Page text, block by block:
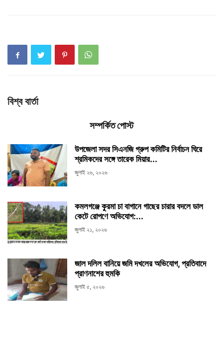
বিশ্ব বার্তা
সম্পর্কিত পোস্ট
উপজেলা সদর সিএনজি গ্রুপ কমিটির নির্বাচন ঘিরে
শ্রমিকদের সঙ্গে তারেক মিয়ার...
জুলাই ২৬, ২০২৬
কমলগঞ্জে কুরমা চা বাগানে গাছের চারার বদলে ডাল
কেটে রোপণে অভিযোগ:...
জুলাই ২১, ২০২৬
জাল দলিল বানিয়ে জমি দখলের অভিযোগ, প্রতিবাদে
প্রাণনাশের হুমকি
জুলাই ৫, ২০২৬